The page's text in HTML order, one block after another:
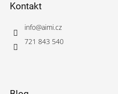
Kontakt
info@aimi.cz
721 843 540